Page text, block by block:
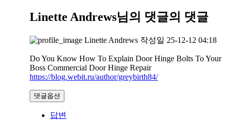
Linette Andrews님의 댓글의 댓글
Linette Andrews 작성일 25-12-12 04:18
Do You Know How To Explain Door Hinge Bolts To Your
Boss Commercial Door Hinge Repair
https://blog.webit.ru/author/greybirth84/
댓글옵션
답변